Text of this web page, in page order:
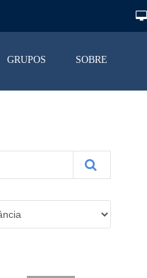
GRUPOS SOBRE